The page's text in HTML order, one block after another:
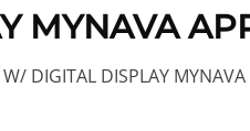
MYNAVA
DIGITAL DISPLAY MYNAVA